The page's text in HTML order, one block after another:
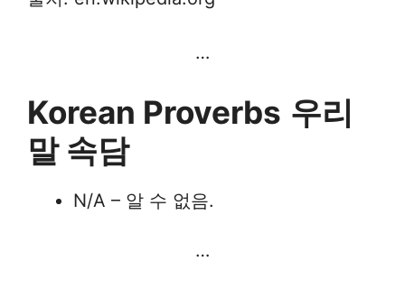
…
Korean Proverbs 우리
말 속담
N/A – 알 수 없음.
…